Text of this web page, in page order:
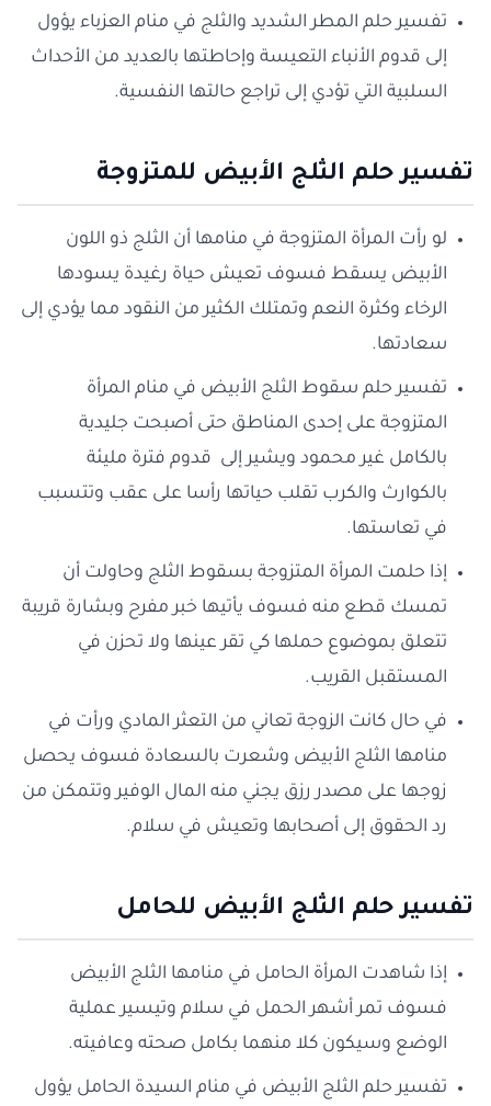
تفسير حلم المطر الشديد والثلج في منام العزباء يؤول
إلى قدوم الأنباء التعيسة وإحاطتها بالعديد من الأحداث
السلبية التي تؤدي إلى تراجع حالتها النفسية.
تفسير حلم الثلج الأبيض للمتزوجة
لو رأت المرأة المتزوجة في منامها أن الثلج ذو اللون
الأبيض يسقط فسوف تعيش حياة رغيدة يسودها
الرخاء وكثرة النعم وتمتلك الكثير من النقود مما يؤدي إلى
سعادتها.
تفسير حلم سقوط الثلج الأبيض في منام المرأة
المتزوجة على إحدى المناطق حتى أصبحت جليدية
بالكامل غير محمود ويشير إلى قدوم فترة مليئة
بالكوارث والكرب تقلب حياتها رأسا على عقب وتتسبب
في تعاستها.
إذا حلمت المرأة المتزوجة بسقوط الثلج وحاولت أن
تمسك قطع منه فسوف يأتيها خبر مفرح وبشارة قريبة
تتعلق بموضوع حملها كي تقر عينها ولا تحزن في
المستقبل القريب.
في حال كانت الزوجة تعاني من التعثر المادي ورأت في
منامها الثلج الأبيض وشعرت بالسعادة فسوف يحصل
زوجها على مصدر رزق يجني منه المال الوفير وتتمكن من
رد الحقوق إلى أصحابها وتعيش في سلام.
تفسير حلم الثلج الأبيض للحامل
إذا شاهدت المرأة الحامل في منامها الثلج الأبيض
فسوف تمر أشهر الحمل في سلام وتيسير عملية
الوضع وسيكون كلا منهما بكامل صحته وعافيته.
تفسير حلم الثلج الأبيض في منام السيدة الحامل يؤول